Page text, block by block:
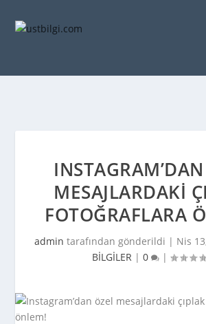
MESAJLARDAKI
FOTOĞRAFLARA
admin tarafından gönderildi | Nis
BİLGİLER | 0 |